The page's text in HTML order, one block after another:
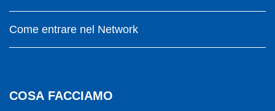
Come entrare nel Network
COSA FACCIAMO